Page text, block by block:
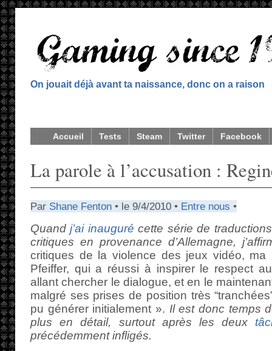
On jouait déjà avant ta naissance, donc on a raison
Accueil Tests Steam Twitter Facebook
La parole à l’accusation :
Par Shane Fenton • le 9/4/2010 • Entre nous •
Quandj’ai inauguré cette série de
critiques en provenance d’Allemagne,
critiques de la violence des jeux vidéo, ma
Pfeiffer, qui a réussi à inspirer le respect
allant chercher le dialogue, et en le
malgré ses prises de position très
pu générer initialement ». Il est donc temps
plus en détail, surtout après les deux
précédemment infligés.